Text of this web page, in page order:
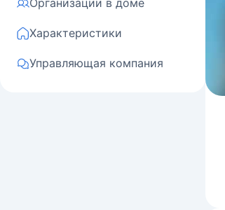
Организации в доме
Характеристики
Управляющая компания